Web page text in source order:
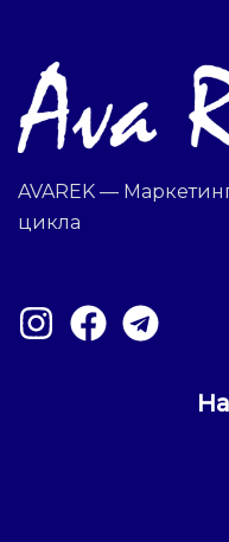
AVAREK —
цикла